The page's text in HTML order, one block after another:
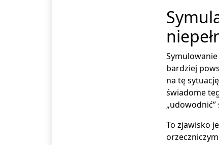
bardziej
na tę
świadome
To zjawisko